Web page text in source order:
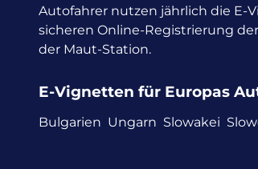
Autofahrer nutzen jährlich die E-
sicheren Online-Registrierung
der Maut-Station.
E-Vignetten für Europas
Bulgarien Ungarn Slowakei